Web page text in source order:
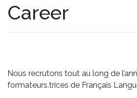
Career
Nous recrutons tout au long de
formateurs.trices de Français